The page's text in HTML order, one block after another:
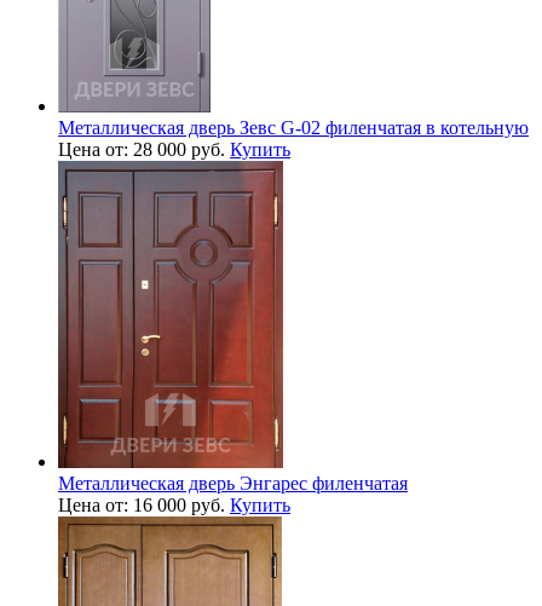
Металлическая дверь Зевс G-02 филенчатая в котельную
Цена от: 28 000 руб. Купить
Металлическая дверь Энгарес филенчатая
Цена от: 16 000 руб. Купить